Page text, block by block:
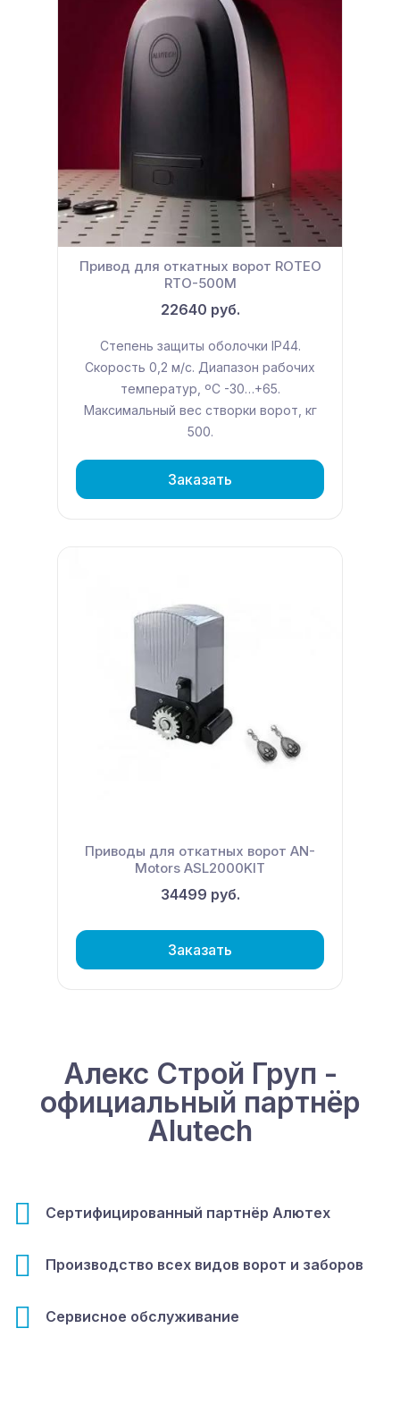
Привод для откатных ворот ROTEO
RTO-500М
22640 руб.
Степень защиты оболочки IP44.
Скорость 0,2 м/с. Диапазон рабочих
температур, ºС -30…+65.
Максимальный вес створки ворот, кг
500.
Заказать
Приводы для откатных ворот AN-
Motors ASL2000KIT
34499 руб.
Заказать
Алекс Строй Груп -
официальный партнёр
Alutech
Сертифицированный партнёр Алютех
Производство всех видов ворот и заборов
Сервисное обслуживание